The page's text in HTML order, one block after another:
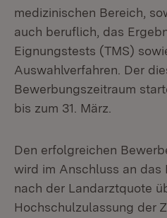
medizinischen Bereich,
auch beruflich, das
Eignungstests (TMS)
Auswahlverfahren. Der
Bewerbungszeitraum
bis zum 31. März.
Den erfolgreichen
wird im Anschluss an das
nach der Landarztquote
Hochschulzulassung der